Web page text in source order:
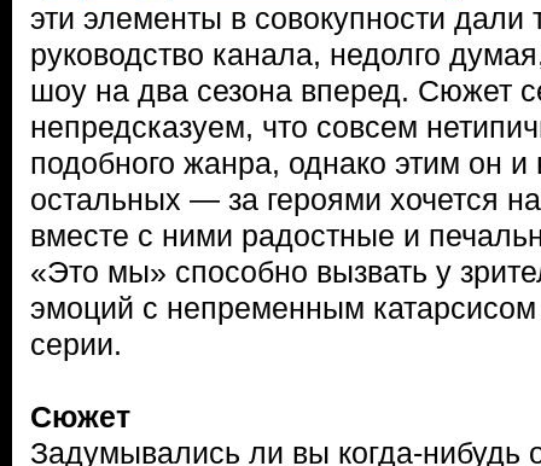
эти элементы в совокупности дали
руководство канала, недолго
шоу на два сезона вперед. Сюжет
непредсказуем, что совсем
подобного жанра, однако этим он
остальных — за героями хочется
вместе с ними радостные и
«Это мы» способно вызвать у
эмоций с непременным
серии.
Сюжет
Задумывались ли вы когда-нибудь